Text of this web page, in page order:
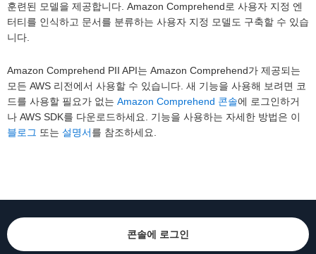
훈련된 모델을 제공합니다. Amazon Comprehend로 사용자 지정 엔
터티를 인식하고 문서를 분류하는 사용자 지정 모델도 구축할 수 있습
니다.
Amazon Comprehend PII API는 Amazon Comprehend가 제공되는
모든 AWS 리전에서 사용할 수 있습니다. 새 기능을 사용해 보려면 코
드를 사용할 필요가 없는 Amazon Comprehend 콘솔에 로그인하거
나 AWS SDK를 다운로드하세요. 기능을 사용하는 자세한 방법은 이
블로그 또는 설명서를 참조하세요.
콘솔에 로그인